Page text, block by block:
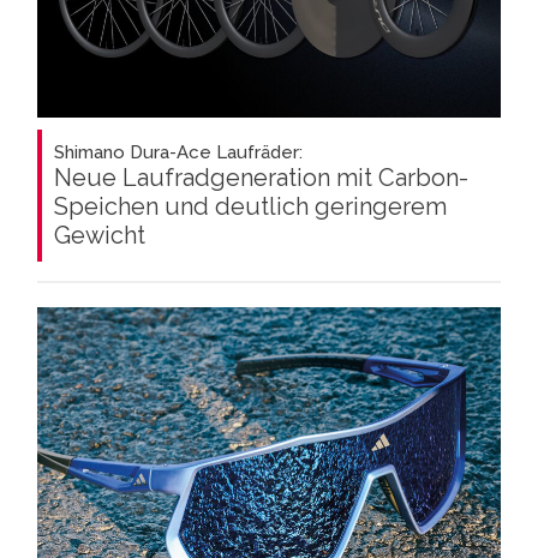
Shimano Dura-Ace Laufräder:
Neue Laufradgeneration mit Carbon-
Speichen und deutlich geringerem
Gewicht